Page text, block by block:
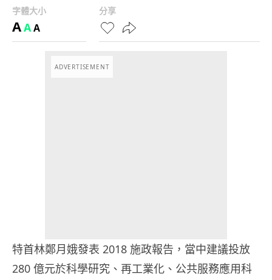
字體大小
AAA
分享
ADVERTISEMENT
特首林鄭月娥發表 2018 施政報告，當中建議投放
280 億元於科學研究、再工業化、公共服務應用科